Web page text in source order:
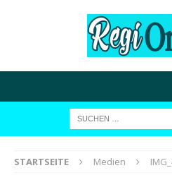
STARTSEITE Medien